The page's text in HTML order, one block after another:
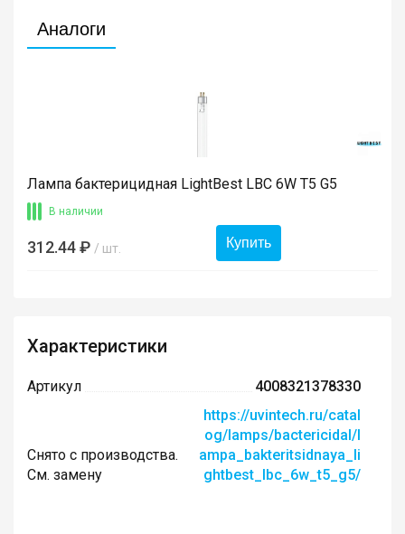
Аналоги
Лампа бактерицидная LightBest LBC 6W T5 G5
В наличии
312.44 ₽ / шт. Купить
Характеристики
Артикул 4008321378330
Снято с производства.
См. замену
https://uvintech.ru/catal
og/lamps/bactericidal/l
ampa_bakteritsidnaya_li
ghtbest_lbc_6w_t5_g5/